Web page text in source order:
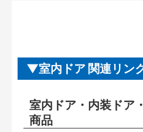
室内ドア 関連リン
室内ドア・内装ドア
商品